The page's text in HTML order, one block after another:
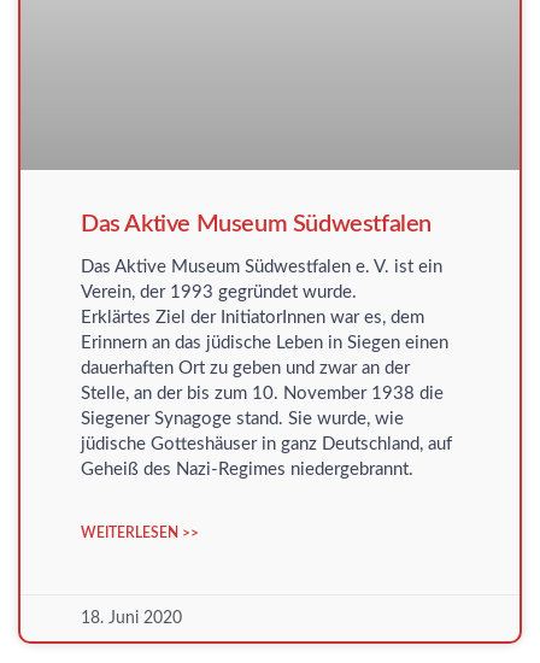
Das Aktive Museum Südwestfalen
Das Aktive Museum Südwestfalen e. V. ist ein
Verein, der 1993 gegründet wurde.
Erklärtes Ziel der InitiatorInnen war es, dem
Erinnern an das jüdische Leben in Siegen einen
dauerhaften Ort zu geben und zwar an der
Stelle, an der bis zum 10. November 1938 die
Siegener Synagoge stand. Sie wurde, wie
jüdische Gotteshäuser in ganz Deutschland, auf
Geheiß des Nazi-Regimes niedergebrannt.
WEITERLESEN >>
18. Juni 2020